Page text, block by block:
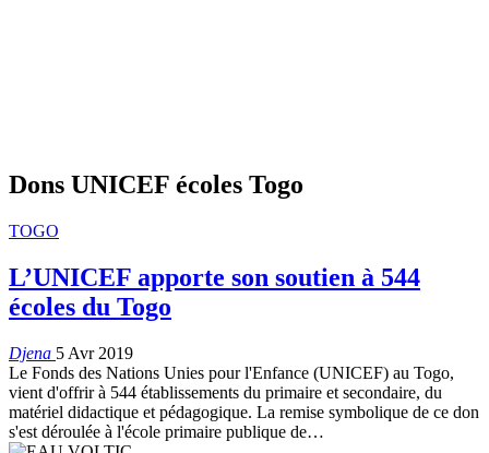
Dons UNICEF écoles Togo
TOGO
L’UNICEF apporte son soutien à 544
écoles du Togo
Djena 5 Avr 2019
Le Fonds des Nations Unies pour l'Enfance (UNICEF) au Togo,
vient d'offrir à 544 établissements du primaire et secondaire, du
matériel didactique et pédagogique. La remise symbolique de ce don
s'est déroulée à l'école primaire publique de…